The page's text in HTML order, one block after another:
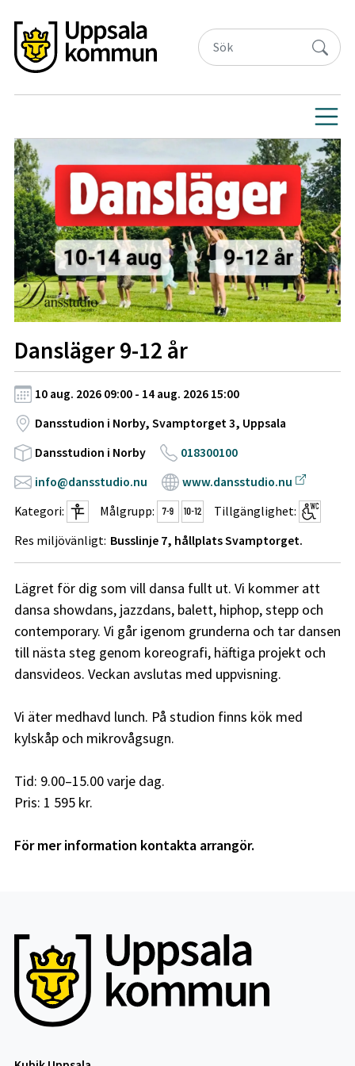
Dansläger 9-12 år
10 aug. 2026 09:00 - 14 aug. 2026 15:00
Dansstudion i Norby, Svamptorget 3, Uppsala
Dansstudion i Norby
018300100
info@dansstudio.nu
www.dansstudio.nu
Kategori:
Målgrupp:
Tillgänglighet:
Res miljövänligt: Busslinje 7, hållplats Svamptorget.
Lägret för dig som vill dansa fullt ut. Vi kommer att
dansa showdans, jazzdans, balett, hiphop, stepp och
contemporary. Vi går igenom grunderna och tar dansen
till nästa steg genom koreografi, häftiga projekt och
dansvideos. Veckan avslutas med uppvisning.
Vi äter medhavd lunch. På studion finns kök med
kylskåp och mikrovågsugn.
Tid: 9.00–15.00 varje dag.
Pris: 1 595 kr.
För mer information kontakta arrangör.